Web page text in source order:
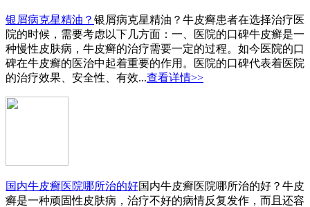
银屑病克星精油？ 银屑病克星精油？牛皮癣患者在选择治疗医
院的时候，需要考虑以下几方面：一、医院的口碑牛皮癣是一
种慢性皮肤病，牛皮癣的治疗需要一定的过程。如今医院的口
碑在牛皮癣的医治中起着重要的作用。医院的口碑代表着医院
的治疗效果、安全性、有效...查看详情>>
国内牛皮癣医院哪所治的好国内牛皮癣医院哪所治的好？牛皮
癣是一种顽固性皮肤病，治疗不好的病情反复发作，而且还容